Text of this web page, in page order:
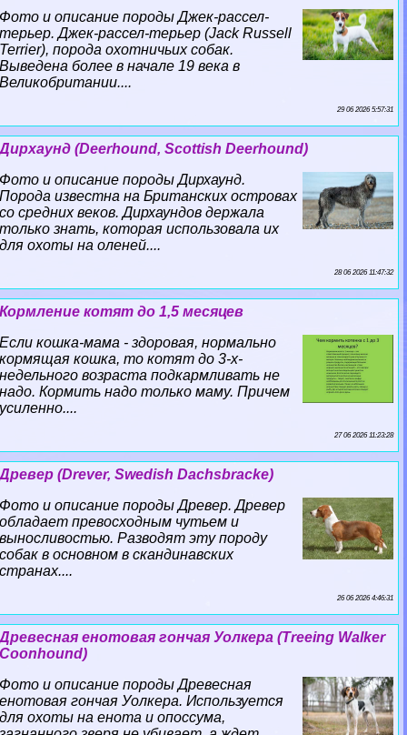
Фото и описание породы Джек-рассел-
терьер. Джек-рассел-терьер (Jack Russell
Terrier), порода охотничьих собак.
Выведена более в начале 19 века в
Великобритании....
29 06 2026 5:57:31
Дирхаунд (Deerhound, Scottish Deerhound)
Фото и описание породы Дирхаунд.
Порода известна на Британских островах
со средних веков. Дирхаундов держала
только знать, которая использовала их
для охоты на оленей....
28 06 2026 11:47:32
Кормление котят до 1,5 месяцев
Если кошка-мама - здоровая, нормально
кормящая кошка, то котят до 3-х-
недельного возраста подкармливать не
надо. Кормить надо только маму. Причем
усиленно....
27 06 2026 11:23:28
Древер (Drever, Swedish Dachsbracke)
Фото и описание породы Древер. Древер
обладает превосходным чутьем и
выносливостью. Разводят эту породу
собак в основном в скандинавских
странах....
26 06 2026 4:46:31
Древесная енотовая гончая Уолкера (Treeing Walker
Coonhound)
Фото и описание породы Древесная
енотовая гончая Уолкера. Используется
для охоты на енота и опоссума,